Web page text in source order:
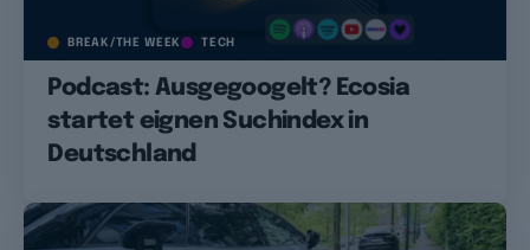
BREAK/THE WEEK TECH
Podcast: Ausgegoogelt? Ecosia
startet eignen Suchindex in
Deutschland